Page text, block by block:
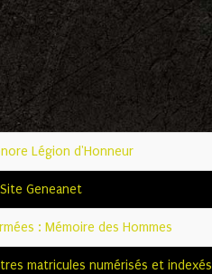
Légion d'Honneur
Site Geneanet
: Mémoire des Hommes
matricules numérisés et indexés